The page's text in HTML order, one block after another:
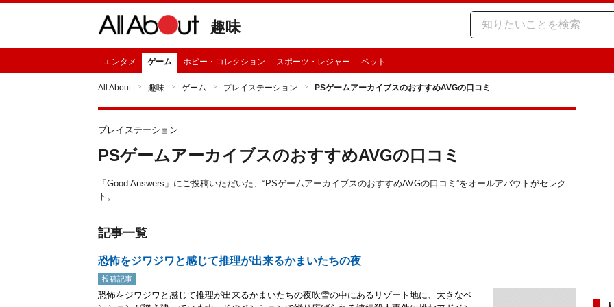
趣味
エンタメ ゲーム ホビー・コレクション スポーツ・レジャー ペット
All About 趣味 ゲーム プレイステーション PSゲームアーカイブスのおすすめAVGの口コミ
プレイステーション
PSゲームアーカイブスのおすすめAVGの口コミ
「Good Answers」にご投稿いただいた、“PSゲームアーカイブスのおすすめAVGの口コミ”をオールアバウトがセレク
ト。
記事一覧
恐怖をジワジワと感じて推理が出来るかまいたちの夜
投稿記事
恐怖をジワジワと感じて推理が出来るかまいたちの夜吹雪の中にあるリゾート地に、大きなペ